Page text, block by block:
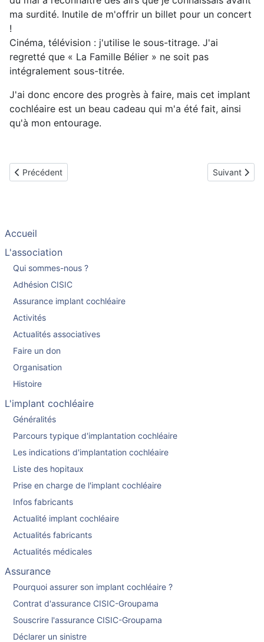
ma surdité. Inutile de m'offrir un billet pour un concert
!
Cinéma, télévision : j'utilise le sous-titrage. J'ai
regretté que « La Famille Bélier » ne soit pas
intégralement sous-titrée.
J'ai donc encore des progrès à faire, mais cet implant
cochléaire est un beau cadeau qui m'a été fait, ainsi
qu'à mon entourage.
Article précédent : Suzette, implantée en novembre 2012
Précédent Article
Suivant
Accueil
L'association
Qui sommes-nous ?
Adhésion CISIC
Assurance implant cochléaire
Activités
Actualités associatives
Faire un don
Organisation
Histoire
L'implant cochléaire
Généralités
Parcours typique d'implantation cochléaire
Les indications d'implantation cochléaire
Liste des hopitaux
Prise en charge de l'implant cochléaire
Infos fabricants
Actualité implant cochléaire
Actualités fabricants
Actualités médicales
Assurance
Pourquoi assurer son implant cochléaire ?
Contrat d'assurance CISIC-Groupama
Souscrire l'assurance CISIC-Groupama
Déclarer un sinistre